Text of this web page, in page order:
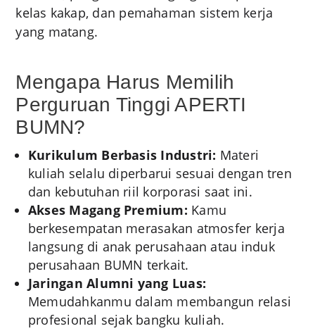
kelas kakap, dan pemahaman sistem kerja
yang matang.
Mengapa Harus Memilih
Perguruan Tinggi APERTI
BUMN?
Kurikulum Berbasis Industri: Materi
kuliah selalu diperbarui sesuai dengan tren
dan kebutuhan riil korporasi saat ini.
Akses Magang Premium: Kamu
berkesempatan merasakan atmosfer kerja
langsung di anak perusahaan atau induk
perusahaan BUMN terkait.
Jaringan Alumni yang Luas:
Memudahkanmu dalam membangun relasi
profesional sejak bangku kuliah.